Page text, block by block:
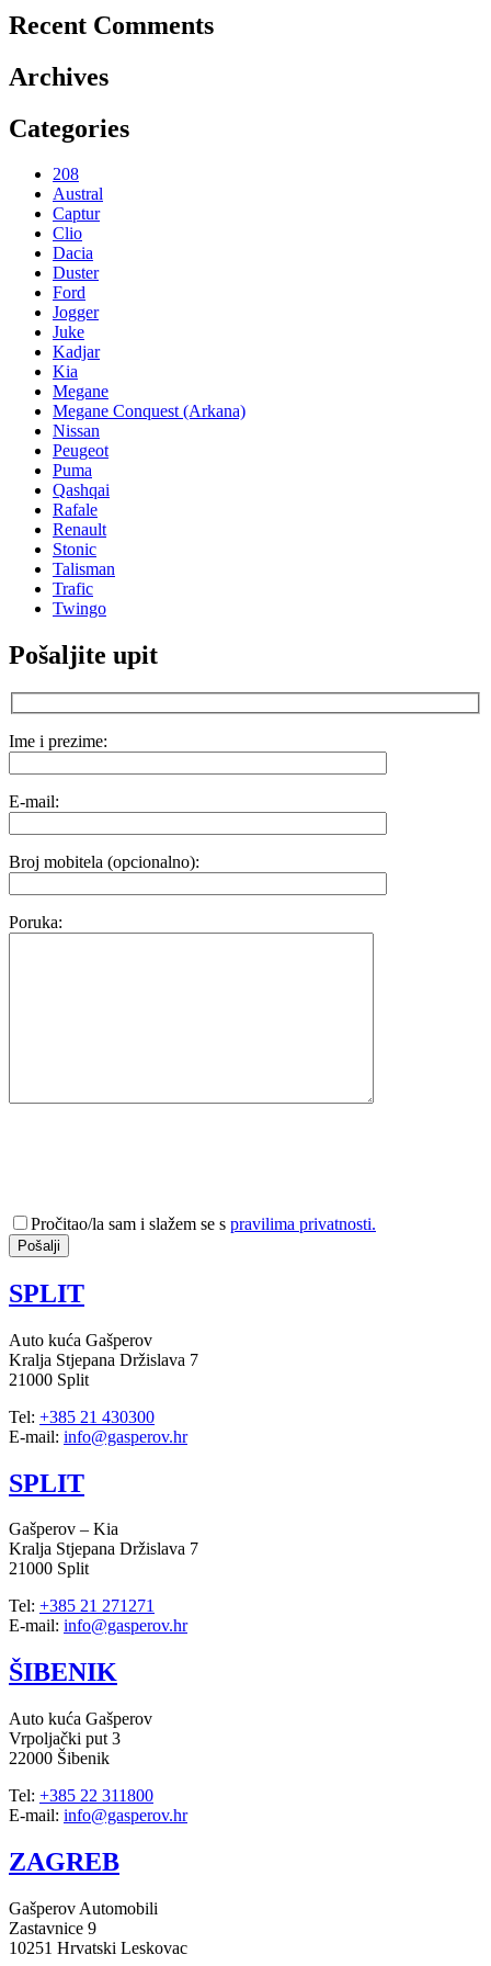
Recent Comments
Archives
Categories
208
Austral
Captur
Clio
Dacia
Duster
Ford
Jogger
Juke
Kadjar
Kia
Megane
Megane Conquest (Arkana)
Nissan
Peugeot
Puma
Qashqai
Rafale
Renault
Stonic
Talisman
Trafic
Twingo
Pošaljite upit
Ime i prezime:
E-mail:
Broj mobitela (opcionalno):
Poruka:
Pročitao/la sam i slažem se s pravilima privatnosti.
SPLIT
Auto kuća Gašperov
Kralja Stjepana Držislava 7
21000 Split
Tel: +385 21 430300
E-mail: info@gasperov.hr
SPLIT
Gašperov – Kia
Kralja Stjepana Držislava 7
21000 Split
Tel: +385 21 271271
E-mail: info@gasperov.hr
ŠIBENIK
Auto kuća Gašperov
Vrpoljački put 3
22000 Šibenik
Tel: +385 22 311800
E-mail: info@gasperov.hr
ZAGREB
Gašperov Automobili
Zastavnice 9
10251 Hrvatski Leskovac